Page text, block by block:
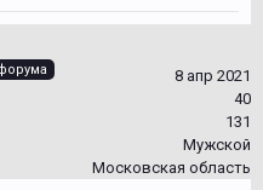
8 апр 2021
40
131
Мужской
Московская область